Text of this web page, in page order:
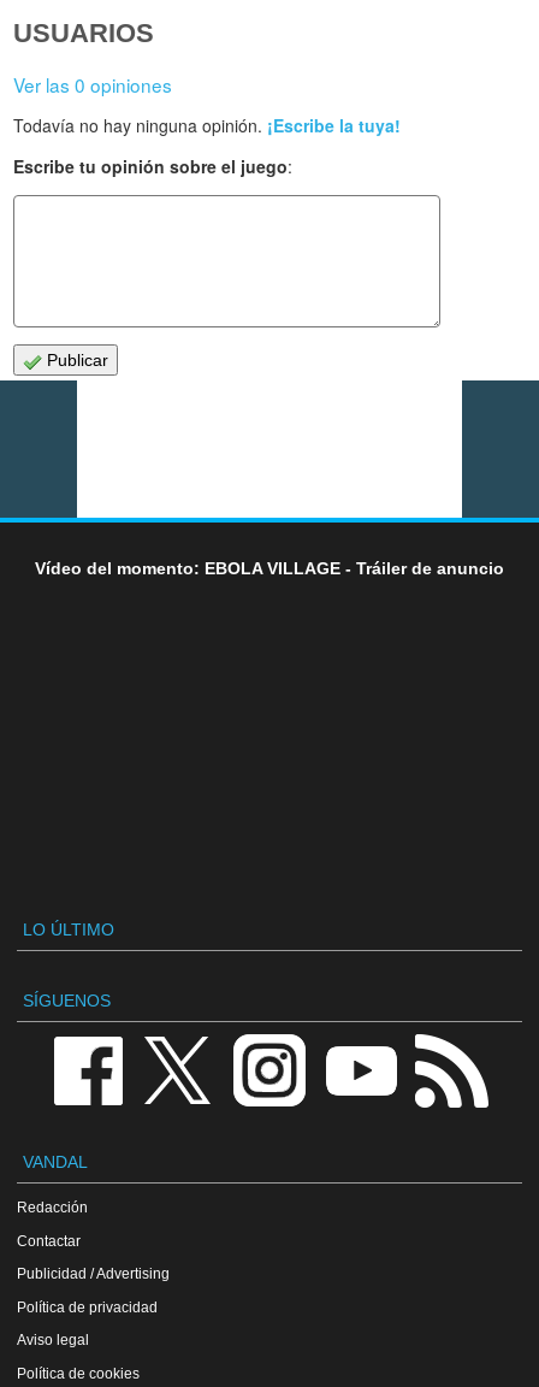
USUARIOS
Ver las 0 opiniones
Todavía no hay ninguna opinión. ¡Escribe la tuya!
Escribe tu opinión sobre el juego:
Publicar
Vídeo del momento: EBOLA VILLAGE - Tráiler de anuncio
LO ÚLTIMO
SÍGUENOS
VANDAL
Redacción
Contactar
Publicidad / Advertising
Política de privacidad
Aviso legal
Política de cookies